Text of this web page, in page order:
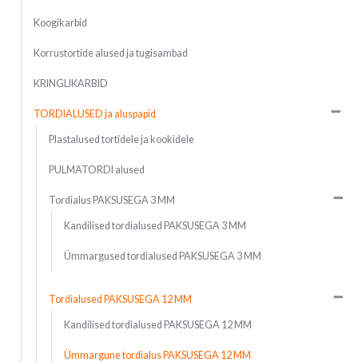
Koogikarbid
Korrustortide alused ja tugisambad
KRINGLIKARBID
TORDIALUSED ja aluspapid
Plastalused tortidele ja kookidele
PULMATORDI alused
Tordialus PAKSUSEGA 3 MM
Kandilised tordialused PAKSUSEGA 3 MM
Ümmargused tordialused PAKSUSEGA 3 MM
Tordialused PAKSUSEGA 12 MM
Kandilised tordialused PAKSUSEGA 12 MM
Ümmargune tordialus PAKSUSEGA 12 MM